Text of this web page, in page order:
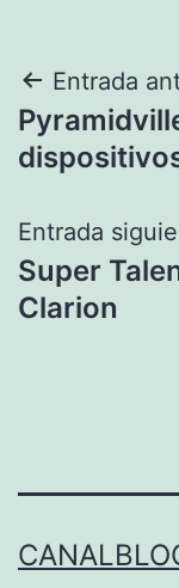
de
Entrada
Entrada
Super
Clarion